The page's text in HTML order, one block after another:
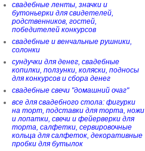
свадебные ленты, значки и
бутоньерки для свидетелей,
родственников, гостей,
победителей конкурсов
свадебные и венчальные рушники,
солонки
сундучки для денег, свадебные
копилки, ползунки, коляски, подносы
для конкурсов и сбора денег
свадебные свечи "домашний очаг"
все для свадебного стола: фигурки
на торт, подставки для торта, ножи
и лопатки, свечи и фейерверки для
торта, салфетки, сервировочные
кольца для салфеток, декоративные
пробки для бутылок